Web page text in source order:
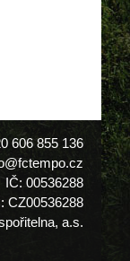
606 855 136
IČ: 00536288
CZ00536288
a.s.